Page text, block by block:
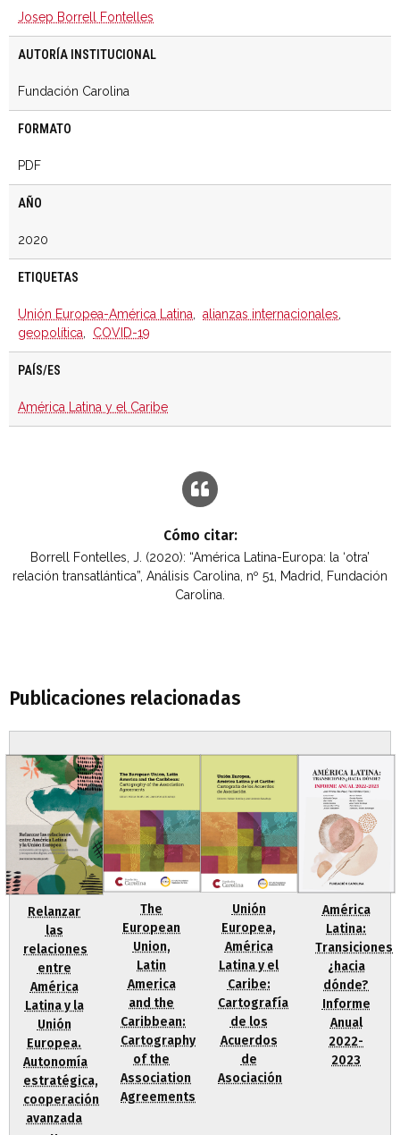
Josep Borrell Fontelles
AUTORÍA INSTITUCIONAL
Fundación Carolina
FORMATO
PDF
AÑO
2020
ETIQUETAS
Unión Europea-América Latina, alianzas internacionales,
geopolítica, COVID-19
PAÍS/ES
América Latina y el Caribe
Cómo citar:
Borrell Fontelles, J. (2020): “América Latina-Europa: la ‘otra’
relación transatlántica”, Análisis Carolina, nº 51, Madrid, Fundación
Carolina.
Publicaciones relacionadas
Relanzar
las
relaciones
entre
América
Latina y la
Unión
Europea.
Autonomía
estratégica,
cooperación
avanzada
The
European
Union,
Latin
America
and the
Caribbean:
Cartography
of the
Association
Agreements
Unión
Europea,
América
Latina y el
Caribe:
Cartografía
de los
Acuerdos
de
Asociación
América
Latina:
Transiciones
¿hacia
dónde?
Informe
Anual
2022-
2023